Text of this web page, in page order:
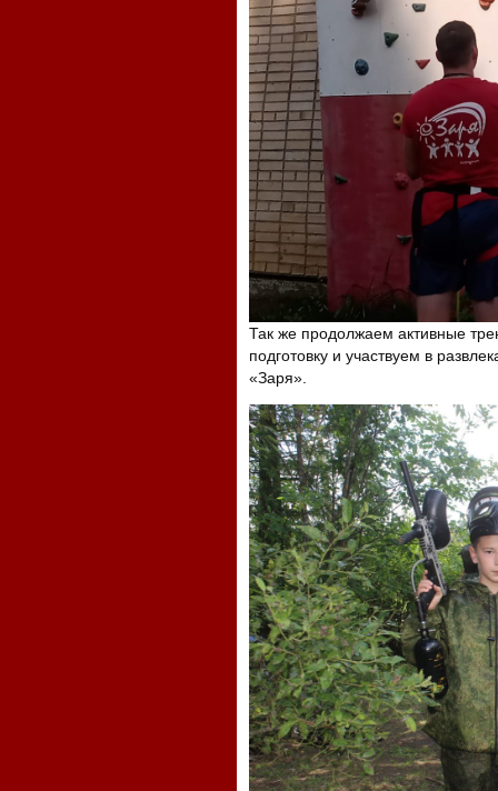
Так же продолжаем активные
подготовку и участвуем в
«Заря».